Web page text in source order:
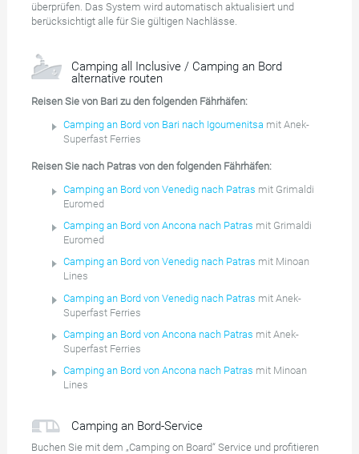
überprüfen. Das System wird automatisch aktualisiert und
berücksichtigt alle für Sie gültigen Nachlässe.
Camping all Inclusive / Camping an Bord
alternative routen
Reisen Sie von Bari zu den folgenden Fährhäfen:
Camping an Bord von Bari nach Igoumenitsa mit Anek-
Superfast Ferries
Reisen Sie nach Patras von den folgenden Fährhäfen:
Camping an Bord von Venedig nach Patras mit Grimaldi
Euromed
Camping an Bord von Ancona nach Patras mit Grimaldi
Euromed
Camping an Bord von Venedig nach Patras mit Minoan
Lines
Camping an Bord von Venedig nach Patras mit Anek-
Superfast Ferries
Camping an Bord von Ancona nach Patras mit Anek-
Superfast Ferries
Camping an Bord von Ancona nach Patras mit Minoan
Lines
Camping an Bord-Service
Buchen Sie mit dem „Camping on Board“ Service und profitieren